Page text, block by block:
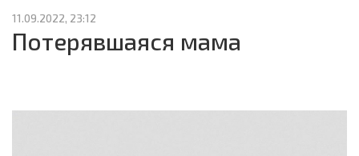
11.09.2022, 23:12
Потерявшаяся мама